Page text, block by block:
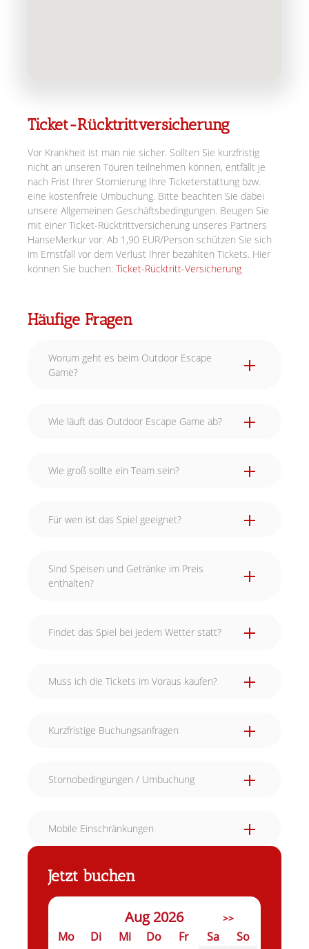
Ticket-Rücktrittversicherung
Vor Krankheit ist man nie sicher. Sollten Sie kurzfristig
nicht an unseren Touren teilnehmen können, entfällt je
nach Frist Ihrer Stornierung Ihre Ticketerstattung bzw.
eine kostenfreie Umbuchung. Bitte beachten Sie dabei
unsere Allgemeinen Geschäftsbedingungen. Beugen Sie
mit einer Ticket-Rücktrittversicherung unseres Partners
HanseMerkur vor. Ab 1,90 EUR/Person schützen Sie sich
im Ernstfall vor dem Verlust Ihrer bezahlten Tickets. Hier
können Sie buchen: Ticket-Rücktritt-Versicherung
Häufige Fragen
Worum geht es beim Outdoor Escape
Game?
Wie läuft das Outdoor Escape Game ab?
Wie groß sollte ein Team sein?
Für wen ist das Spiel geeignet?
Sind Speisen und Getränke im Preis
enthalten?
Findet das Spiel bei jedem Wetter statt?
Muss ich die Tickets im Voraus kaufen?
Kurzfristige Buchungsanfragen
Stornobedingungen / Umbuchung
Mobile Einschränkungen
Jetzt buchen
Aug 2026 >>
Mo Di Mi Do Fr Sa
So